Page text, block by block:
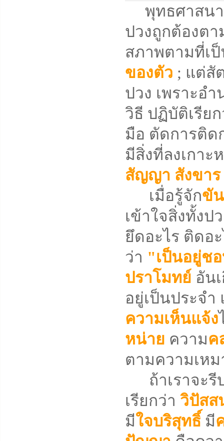
พุทธศาสนา
ปวงถูกต้องตา
สภาพตามที่เ
ของตัว ; แต่สั
ปวง เพราะอ
วิธี ปฏิบัติเรีย
มือ ตัดการติ
มีสิ่งที่ลงเกา
สัญญา สังขาร
เมื่อรู้จักขั
เข้าใจสิ่งทั้งป
ยึดอะไร ติดอ
ว่า "เป็นอยู่ช
ปราโมทย์ อัน
อยู่เป็นประจำ
ความเห็นแจ้ง
หน่าย ความค
ตามความเห
ถ้าเราจะรี
เรียกว่า วิปัสส
มีใจบริสุทธิ์ มี